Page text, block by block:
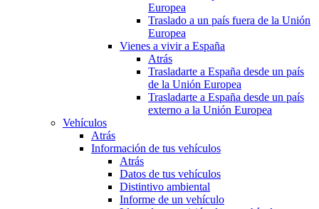
Europea
Traslado a un país fuera de la Unión
Europea
Vienes a vivir a España
Atrás
Trasladarte a España desde un país
de la Unión Europea
Trasladarte a España desde un país
externo a la Unión Europea
Vehículos
Atrás
Información de tus vehículos
Atrás
Datos de tus vehículos
Distintivo ambiental
Informe de un vehículo